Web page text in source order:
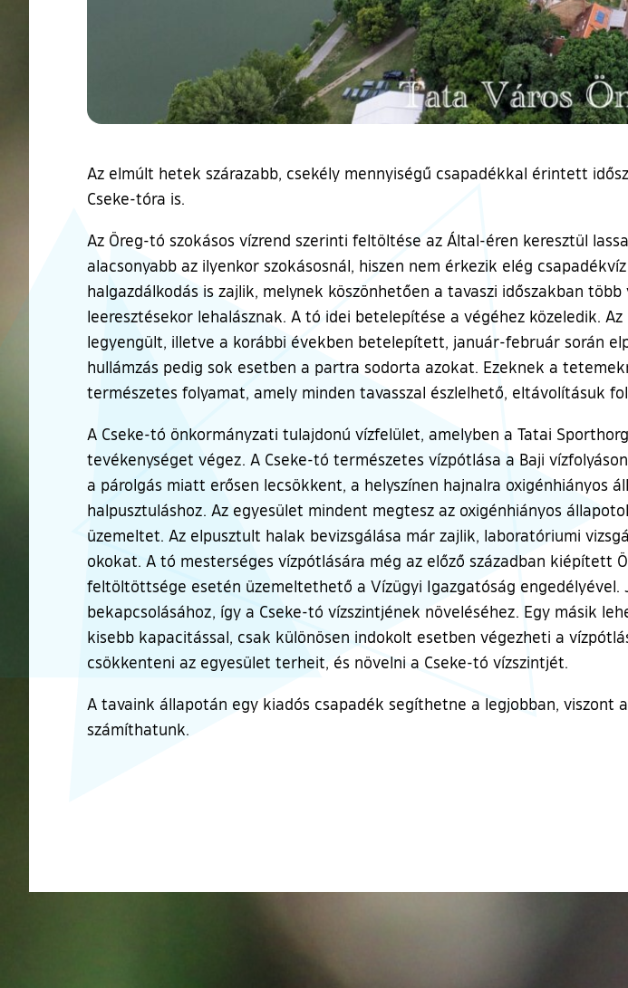
Az elmúlt hetek szárazabb, csekély mennyiségű csapadékkal érintett
Cseke-tóra is.
Az Öreg-tó szokásos vízrend szerinti feltöltése az Által-éren keresztül
alacsonyabb az ilyenkor szokásosnál, hiszen nem érkezik elég
halgazdálkodás is zajlik, melynek köszönhetően a tavaszi időszakban
leeresztésekor lehalásznak. A tó idei betelepítése a végéhez közeledik.
legyengült, illetve a korábbi években betelepített, január-február során
hullámzás pedig sok esetben a partra sodorta azokat. Ezeknek a
természetes folyamat, amely minden tavasszal észlelhető, eltávolításuk
A Cseke-tó önkormányzati tulajdonú vízfelület, amelyben a Tatai
tevékenységet végez. A Cseke-tó természetes vízpótlása a Baji
a párolgás miatt erősen lecsökkent, a helyszínen hajnalra
halpusztuláshoz. Az egyesület mindent megtesz az oxigénhiányos
üzemeltet. Az elpusztult halak bevizsgálása már zajlik, laboratóriumi
okokat. A tó mesterséges vízpótlására még az előző században kiépített
feltöltöttsége esetén üzemeltethető a Vízügyi Igazgatóság engedélyével.
bekapcsolásához, így a Cseke-tó vízszintjének növeléséhez. Egy másik
kisebb kapacitással, csak különösen indokolt esetben végezheti a
csökkenteni az egyesület terheit, és növelni a Cseke-tó vízszintjét.
A tavaink állapotán egy kiadós csapadék segíthetne a legjobban, viszont
számíthatunk.